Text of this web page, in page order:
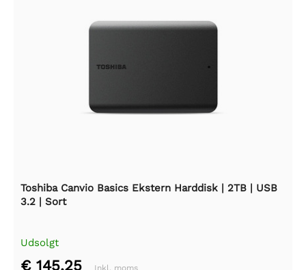
Toshiba Canvio Basics Ekstern Harddisk | 2TB | USB
3.2 | Sort
Udsolgt
€ 145,25 Inkl. moms